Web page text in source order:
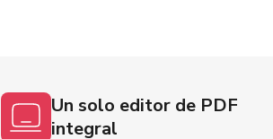
Un solo editor de PDF
integral